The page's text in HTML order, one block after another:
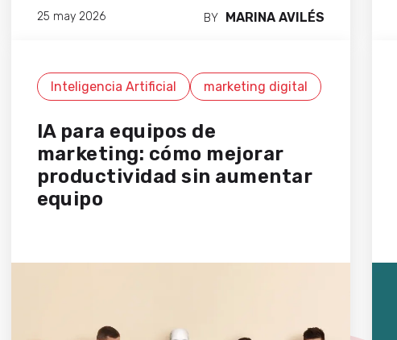
25 may 2026 BY MARINA AVILÉS
Inteligencia Artificial marketing digital
IA para equipos de
marketing: cómo mejorar
productividad sin aumentar
equipo